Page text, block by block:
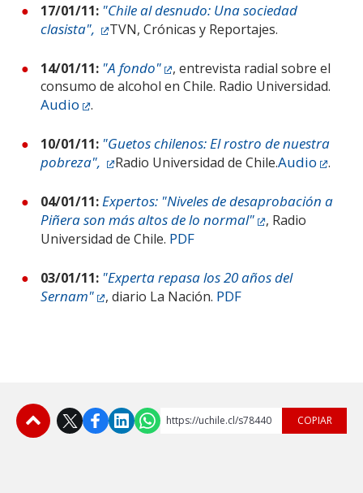
17/01/11: "Chile al desnudo: Una sociedad
clasista",
TVN, Crónicas y Reportajes.
14/01/11: "A fondo"
, entrevista radial sobre el
consumo de alcohol en Chile. Radio Universidad.
Audio .
10/01/11: "Guetos chilenos: El rostro de nuestra
pobreza",
Radio Universidad de Chile.Audio .
04/01/11:Expertos: "Niveles de desaprobación a
Piñera son más altos de lo normal"
, Radio
Universidad de Chile. PDF
03/01/11: "Experta repasa los 20 años del
Sernam"
, diario La Nación. PDF
https://uchile.cl/s78440 COPIAR